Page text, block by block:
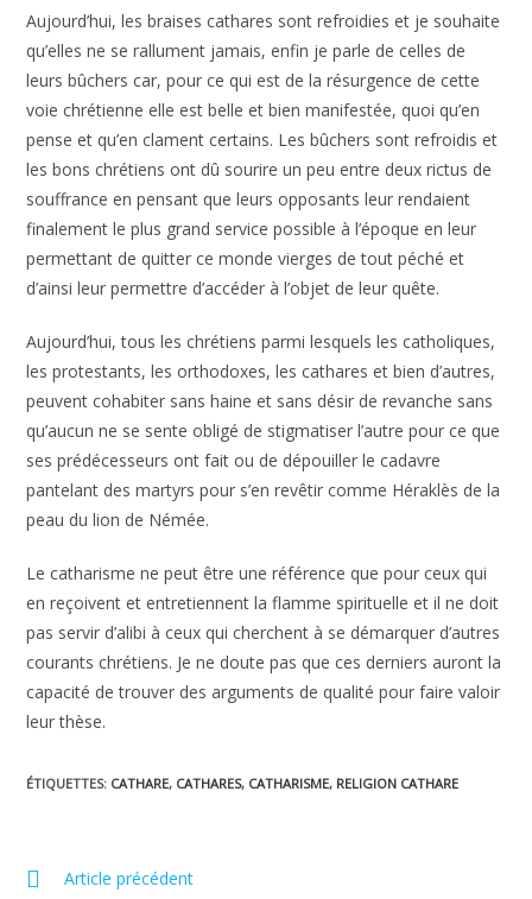
Aujourd’hui, les braises cathares sont refroidies et je souhaite
qu’elles ne se rallument jamais, enfin je parle de celles de
leurs bûchers car, pour ce qui est de la résurgence de cette
voie chrétienne elle est belle et bien manifestée, quoi qu’en
pense et qu’en clament certains. Les bûchers sont refroidis et
les bons chrétiens ont dû sourire un peu entre deux rictus de
souffrance en pensant que leurs opposants leur rendaient
finalement le plus grand service possible à l’époque en leur
permettant de quitter ce monde vierges de tout péché et
d’ainsi leur permettre d’accéder à l’objet de leur quête.
Aujourd’hui, tous les chrétiens parmi lesquels les catholiques,
les protestants, les orthodoxes, les cathares et bien d’autres,
peuvent cohabiter sans haine et sans désir de revanche sans
qu’aucun ne se sente obligé de stigmatiser l’autre pour ce que
ses prédécesseurs ont fait ou de dépouiller le cadavre
pantelant des martyrs pour s’en revêtir comme Héraklès de la
peau du lion de Némée.
Le catharisme ne peut être une référence que pour ceux qui
en reçoivent et entretiennent la flamme spirituelle et il ne doit
pas servir d’alibi à ceux qui cherchent à se démarquer d’autres
courants chrétiens. Je ne doute pas que ces derniers auront la
capacité de trouver des arguments de qualité pour faire valoir
leur thèse.
ÉTIQUETTES: CATHARE, CATHARES, CATHARISME, RELIGION CATHARE
ReadArticle précédent